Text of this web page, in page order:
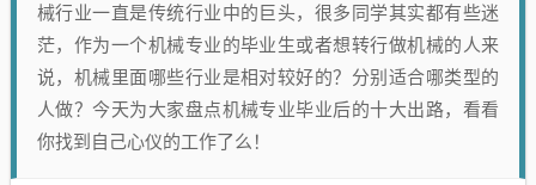
械行业一直是传统行业中的巨头，很多同学其实都有些迷
茫，作为一个机械专业的毕业生或者想转行做机械的人来
说，机械里面哪些行业是相对较好的？分别适合哪类型的
人做？今天为大家盘点机械专业毕业后的十大出路，看看
你找到自己心仪的工作了么！